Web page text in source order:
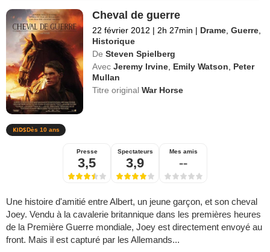
Cheval de guerre
22 février 2012 | 2h 27min | Drame ,Guerre
Historique
De Steven Spielberg
Avec Jeremy Irvine Emily Watson
Peter
Mullan
Titre originalWar Horse
Dès 10 ans
Presse
3,5
Spectateurs
3,9
Mes amis
--
Une histoire d'amitié entre Albert, un jeune garçon, et son cheval
Joey. Vendu à la cavalerie britannique dans les premières heures
de la Première Guerre mondiale, Joey est directement envoyé au
front. Mais il est capturé par les Allemands...